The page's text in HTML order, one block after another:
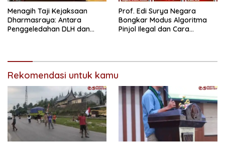
Menagih Taji Kejaksaan
Dharmasraya: Antara
Penggeledahan DLH dan
Prof. Edi Surya Negara
Bongkar Modus Algoritma
Pinjol Ilegal dan Cara
Rekomendasi untuk kamu